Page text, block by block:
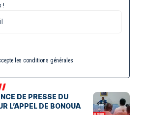
!
les conditions générales
DE PRESSE DU
L’APPEL DE BONOUA